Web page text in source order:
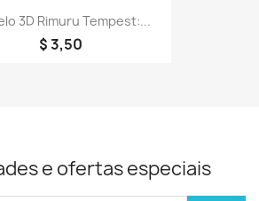
3D Rimuru Tempest:...
$ 3,50
e ofertas especiais